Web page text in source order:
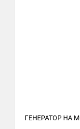
ГЕНЕРАТОР НА